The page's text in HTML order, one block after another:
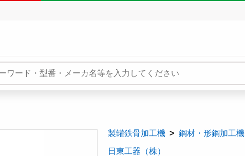
製罐鉄骨加工機 鋼材・形鋼加工機
日東工器（株）